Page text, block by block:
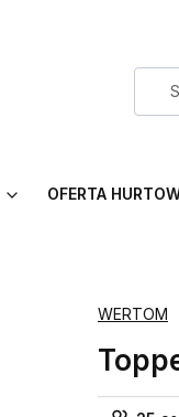
OFERTA
WERTOM